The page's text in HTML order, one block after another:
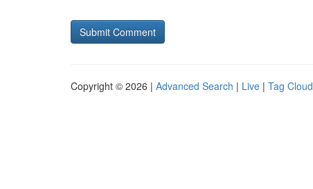
Copyright © 2026 | Advanced Search | Live | Tag Cloud